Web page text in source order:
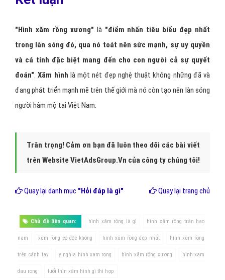
"Hình xăm rồng xương" là "điểm nhấn tiêu biểu đẹp nhất
trong làn sóng đó, qua nó toát nên sức mạnh, sự uy quyền
và cá tính đặc biệt mang đến cho con người cả sự quyết
đoán".Xăm hình là một nét đẹp nghệ thuật không những đã và
đang phát triển mạnh mẽ trên thế giới mà nó còn tạo nên làn sóng
người hâm mộ tại Việt Nam.
Trân trọng! Cảm ơn bạn đã luôn theo dõi các bài viết
trên Website VietAdsGroup.Vn của công ty chúng tôi!
Quay lại danh mục "Hỏi đáp là gì" Quay lại trang chủ
Chủ đề liên quan: hình xăm rồng là gì hình xăm rồng trần hạo
nam xăm rồng có độc không hình xăm rồng đẹp nhất hình xăm rồng
trên cánh tay y nghia hinh xam rong hình xăm rồng xương hinh xam
dau rong tuổi thìn xăm hình gì thì hợp